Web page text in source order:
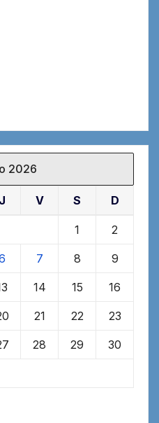
2026
J V S D
1 2
7 8 9
14 15 16
21 22 23
28 29 30